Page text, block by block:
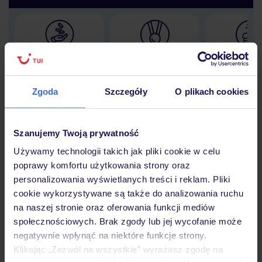
Zgoda Szczegóły O plikach cookies
Szanujemy Twoją prywatność
Używamy technologii takich jak pliki cookie w celu
poprawy komfortu użytkowania strony oraz
personalizowania wyświetlanych treści i reklam. Pliki
cookie wykorzystywane są także do analizowania ruchu
na naszej stronie oraz oferowania funkcji mediów
społecznościowych. Brak zgody lub jej wycofanie może
negatywnie wpłynąć na niektóre funkcje strony.
Klikając „Zezwól na wszystkie” wyrażasz zgodę na
Lider niskich cen 30 lat w
Hotel
Opinie
Pokoje